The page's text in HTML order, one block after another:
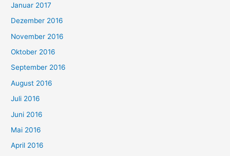
Januar 2017
Dezember 2016
November 2016
Oktober 2016
September 2016
August 2016
Juli 2016
Juni 2016
Mai 2016
April 2016